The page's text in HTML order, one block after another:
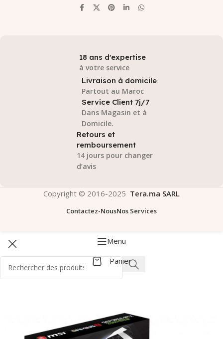
18 ans d'expertise
à votre service
Livraison à domicile
Partout au Maroc
Service Client 7j/7
Dans Magasin et à
Domicile.
Retours et
remboursement
14 jours pour changer
d’avis
Copyright © 2016-2025 Tera.ma SARL
Contactez-NousNos Services
Menu
Panier